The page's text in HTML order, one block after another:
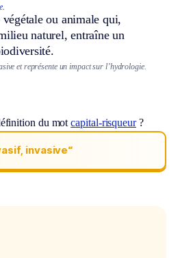
végétale ou animale qui,
naturel, entraîne un
et représente un impact sur l’hydrologie.
du motcapital-risqueur?
invasive“